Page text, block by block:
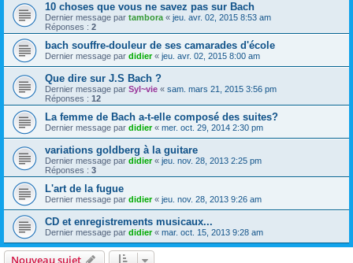
10 choses que vous ne savez pas sur Bach
Dernier message par tambora « jeu. avr. 02, 2015 8:53 am
Réponses : 2
bach souffre-douleur de ses camarades d'école
Dernier message par didier« jeu. avr. 02, 2015 8:00 am
Que dire sur J.S Bach ?
Dernier message par Syl~vie « sam. mars 21, 2015 3:56 pm
Réponses : 12
La femme de Bach a-t-elle composé des suites?
Dernier message par didier« mer. oct. 29, 2014 2:30 pm
variations goldberg à la guitare
Dernier message par didier« jeu. nov. 28, 2013 2:25 pm
Réponses : 3
L'art de la fugue
Dernier message par didier« jeu. nov. 28, 2013 9:26 am
CD et enregistrements musicaux...
Dernier message par didier« mar. oct. 15, 2013 9:28 am
Nouveau sujet